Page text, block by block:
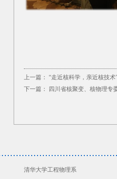
上一篇： “走近核科学，亲近核技
下一篇：
四川省核聚变、核物理专
清华大学工程物理系